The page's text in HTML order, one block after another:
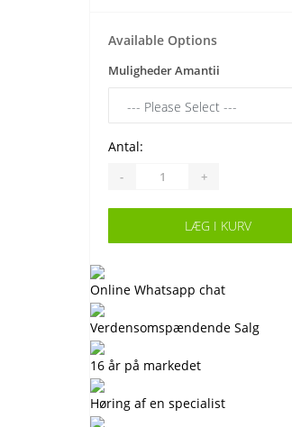
Available Options
Muligheder Amantii
Antal:
- +
LÆG I KURV
Online Whatsapp chat
Verdensomspændende Salg
16 år på markedet
Høring af en specialist